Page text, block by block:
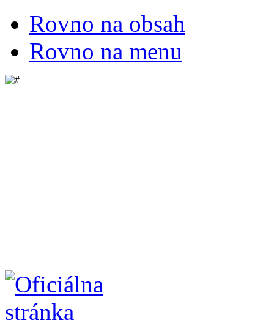
Rovno na obsah
Rovno na menu